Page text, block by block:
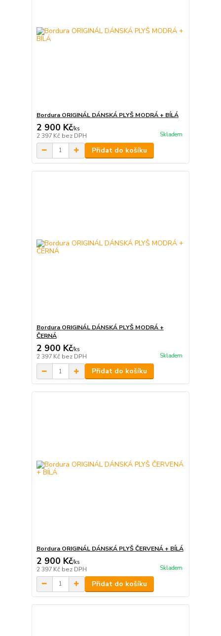
Bordura ORIGINÁL DÁNSKÁ PLYŠ MODRÁ + BÍLÁ
2 900 Kč/ks
2 397 Kč bez DPH Skladem
Přidat do košíku
Bordura ORIGINÁL DÁNSKÁ PLYŠ MODRÁ +
ČERNÁ
2 900 Kč/ks
2 397 Kč bez DPH Skladem
Přidat do košíku
Bordura ORIGINÁL DÁNSKÁ PLYŠ ČERVENÁ + BÍLÁ
2 900 Kč/ks
2 397 Kč bez DPH Skladem
Přidat do košíku